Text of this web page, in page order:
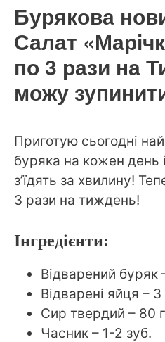
Бурякова
Салат
по 3 рази на
можу
Приготую сьогодні
буряка на кожен день
з’їдять за хвилину!
3 рази на тиждень!
Інгредієнти:
Відварений буряк
Відварені яйця –
Сир твердий – 80 г
Часник – 1-2 зуб.